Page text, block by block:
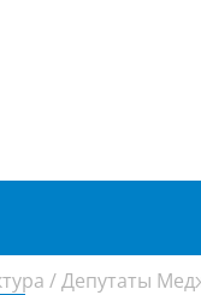
/Депутаты